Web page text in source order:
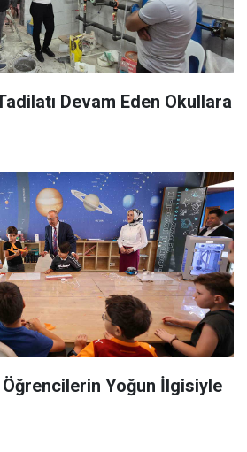
Devam Eden Okullara
Öğrencilerin Yoğun İlgisiyle